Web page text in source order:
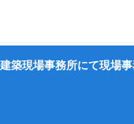
築現場事務所にて現場